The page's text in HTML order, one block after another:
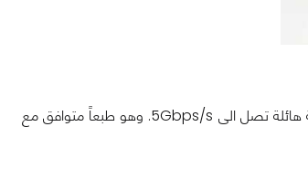
هذا اللون كان يرمز للمنفذ الأسرع وهو USB 3.x الذي اطلق في عام 2008, حيث كان قادر على نقل بسرعة هائلة تصل الى 5Gbps/s. وهو طبعاً متوافق مع